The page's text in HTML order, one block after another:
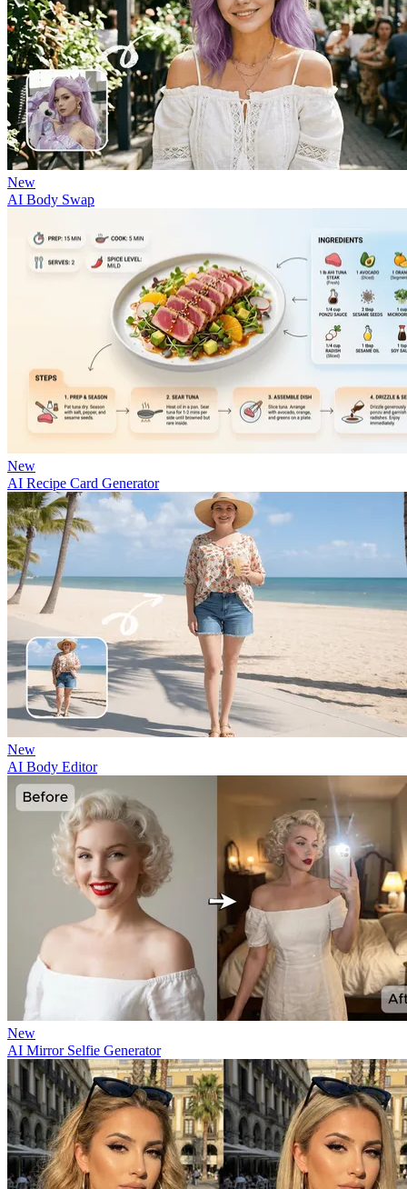
New
AI Body Swap
New
AI Recipe Card Generator
New
AI Body Editor
New
AI Mirror Selfie Generator